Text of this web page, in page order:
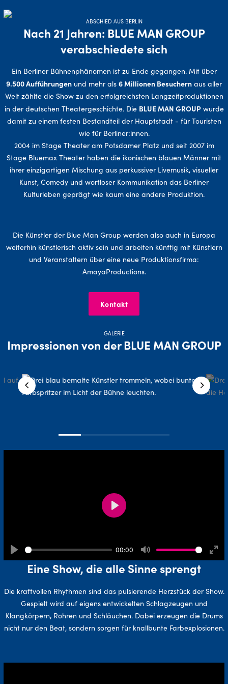
ABSCHIED AUS BERLIN
Nach 21 Jahren: BLUE MAN GROUP
verabschiedete sich
Ein Berliner Bühnenphänomen ist zu Ende gegangen. Mit über
9.500 Aufführungen und mehr als 6 Millionen Besuchern aus aller
Welt zählte die Show zu den erfolgreichsten Langzeitproduktionen
in der deutschen Theatergeschichte. Die BLUE MAN GROUPwurde
damit zu einem festen Bestandteil der Hauptstadt - für Touristen
wie für Berliner:innen.
2004 im Stage Theater am Potsdamer Platz und seit 2007 im
Stage Bluemax Theater haben die ikonischen blauen Männer mit
ihrer einzigartigen Mischung aus perkussiver Livemusik, visueller
Kunst, Comedy und wortloser Kommunikation das Berliner
Kulturleben geprägt wie kaum eine andere Produktion.
Die Künstler der Blue Man Group werden also auch in Europa
weiterhin künstlerisch aktiv sein und arbeiten künftig mit Künstlern
und Veranstaltern über eine neue Produktionsfirma:
AmayaProductions.
Kontakt
GALERIE
Impressionen von der BLUE MAN GROUP
Eine Show, die alle Sinne sprengt
Die kraftvollen Rhythmen sind das pulsierende Herzstück der Show.
Gespielt wird auf eigens entwickelten Schlagzeugen und
Klangkörpern, Rohren und Schläuchen. Dabei erzeugen die Drums
nicht nur den Beat, sondern sorgen für knallbunte Farbexplosionen.
Play
00:00
Mute
Play